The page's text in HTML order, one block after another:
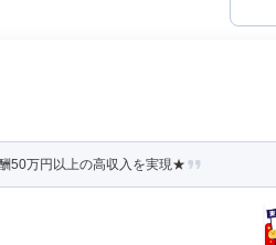
50万円以上の高収入を実現★